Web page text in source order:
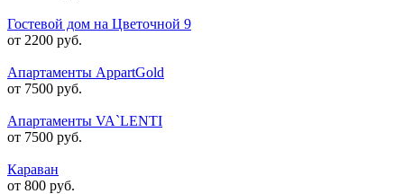
Гостевой дом на Цветочной 9
от 2200 руб.
Апартаменты AppartGold
от 7500 руб.
Апартаменты VA`LENTI
от 7500 руб.
Караван
от 800 руб.